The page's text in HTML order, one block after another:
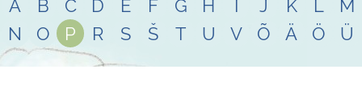
A B C D E F G H I J K L
M
N
O P R S Š T U V Õ Ä Ö Ü